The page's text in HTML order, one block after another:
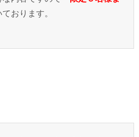
おります。